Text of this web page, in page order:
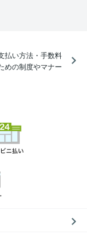
払い方法・手数料
めの制度やマナー